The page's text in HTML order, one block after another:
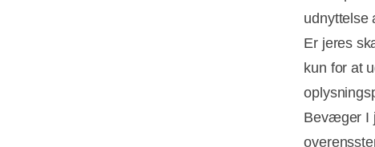
udnyttelse
Er jeres
kun for at
Bevæger I